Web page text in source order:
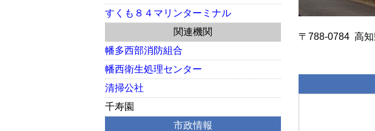
〒788-0784 高
すくも８４マリンターミナル
関連機関
幡多西部消防組合
幡西衛生処理センター
清掃公社
千寿園
市政情報